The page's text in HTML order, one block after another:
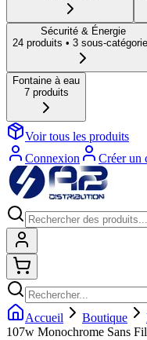
Sécurité & Énergie
24 produits • 3 sous-
Fontaine à eau
7produits
Voir tous les produits
Connexion
Créer un
Accueil Boutique
107w Monochrome Sans